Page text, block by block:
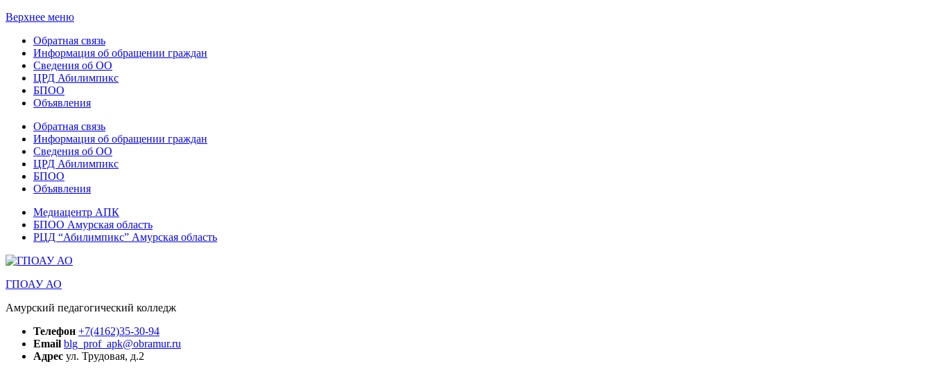
Верхнее меню
Обратная связь
Информация об обращении граждан
Сведения об ОО
ЦРД Абилимпикс
БПОО
Объявления
Обратная связь
Информация об обращении граждан
Сведения об ОО
ЦРД Абилимпикс
БПОО
Объявления
Медиацентр АПК
БПОО Амурская область
РЦД “Абилимпикс” Амурская область
ГПОАУ АО
Амурский педагогический колледж
Телефон +7(4162)35-30-94
Email blg_prof_apk@obramur.ru
Адрес ул. Трудовая, д.2